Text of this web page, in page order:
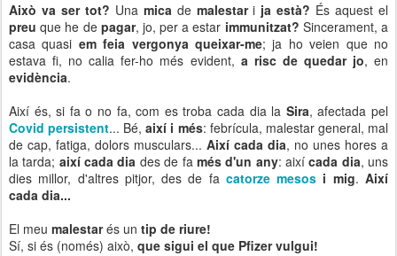
Això va ser tot? Una mica de malestari ja està? És aquest el
preu que he de pagar, jo, per a estar immunitzat? Sincerament, a
casa quasi em feia vergonya queixar-me; ja ho veien que no
estava fi, no calia fer-ho més evident, a risc de quedar jo, en
evidència.
Així és, si fa o no fa, com es troba cada dia la Sira, afectada pel
Covid persistent... Bé,així i més: febrícula, malestar general, mal
de cap, fatiga, dolors musculars... Així cada dia, no unes hores a
la tarda; així cada dia des de fa més d'un any: aixícada dia, uns
dies millor, d'altres pitjor, des de fa catorze mesos i mig.Així
cada dia...
El meu malestarés un tip de riure!
Sí, si és (només) això, que sigui el que Pfizer vulgui!